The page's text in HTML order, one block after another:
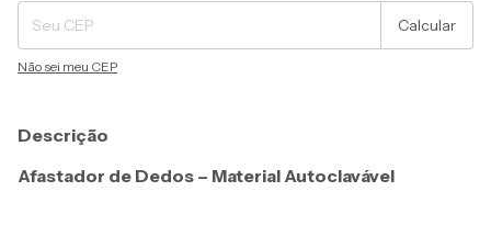
Calcular
Não sei meu CEP
Descrição
Afastador de Dedos – Material Autoclavável